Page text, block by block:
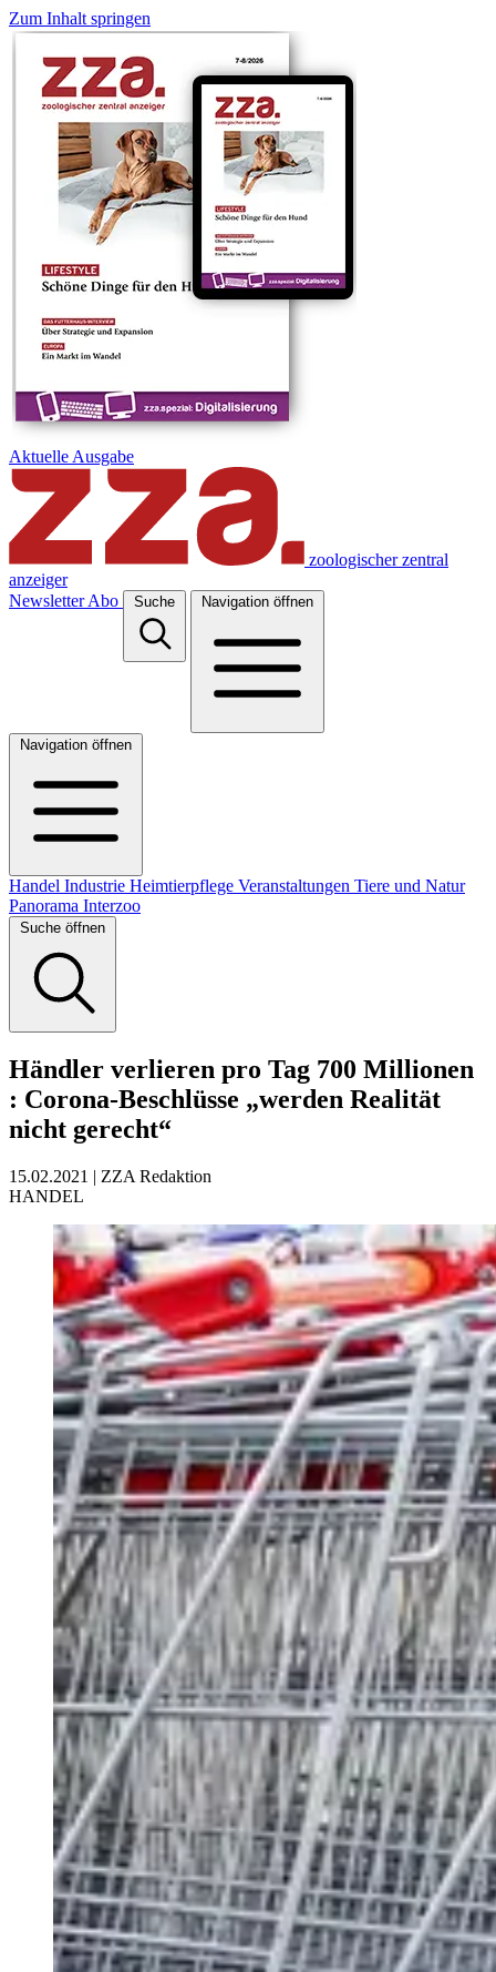
Zum Inhalt springen
Aktuelle Ausgabe
zoologischer zentral
anzeiger
Newsletter Abo Suche Navigation öffnen
Navigation öffnen
Handel Industrie Heimtierpflege Veranstaltungen Tiere und Natur
Panorama Interzoo
Suche öffnen
Händler verlieren pro Tag 700 Millionen
: Corona-Beschlüsse „werden Realität
nicht gerecht“
15.02.2021 | ZZA Redaktion
HANDEL